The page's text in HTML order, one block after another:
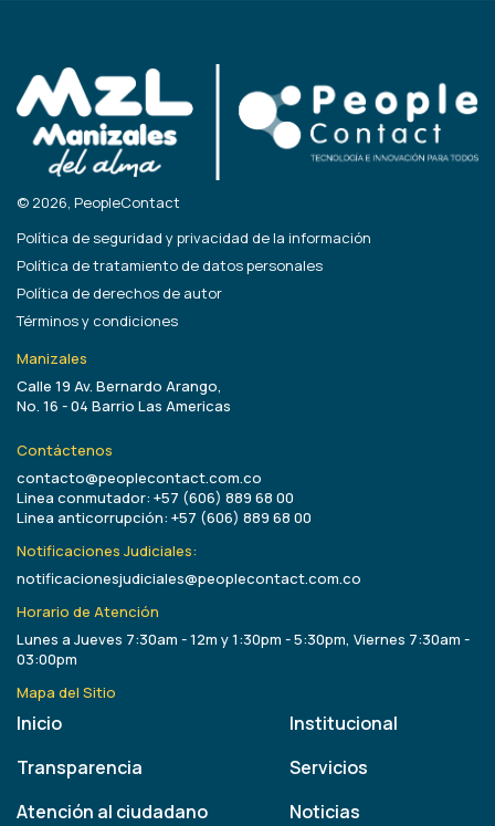
© 2026, PeopleContact
Política de seguridad y privacidad de la información
Política de tratamiento de datos personales
Política de derechos de autor
Términos y condiciones
Manizales
Calle 19 Av. Bernardo Arango,
No. 16 - 04 Barrio Las Americas
Contáctenos
contacto@peoplecontact.com.co
Linea conmutador: +57 (606) 889 68 00
Linea anticorrupción: +57 (606) 889 68 00
Notificaciones Judiciales:
notificacionesjudiciales@peoplecontact.com.co
Horario de Atención
Lunes a Jueves 7:30am - 12m y 1:30pm - 5:30pm, Viernes 7:30am -
03:00pm
Mapa del Sitio
Inicio
Transparencia
Atención al ciudadano
Institucional
Servicios
Noticias